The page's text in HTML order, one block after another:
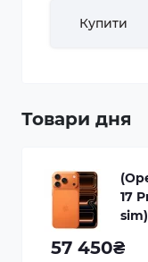
Купити
Товари дня
60 900₴